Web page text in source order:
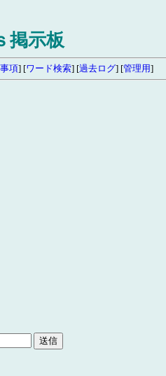
掲示板
項] [ワード検索] [過去ログ] [管理用]